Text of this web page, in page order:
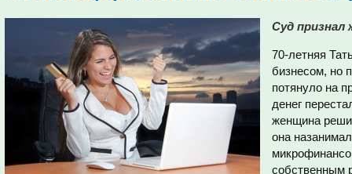
Суд признал
70-летняя
бизнесом, но
потянуло на
денег
женщина
она
собственным